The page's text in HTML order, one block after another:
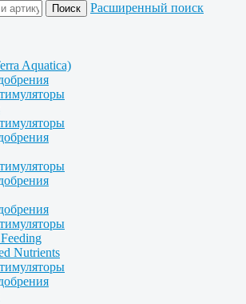
Расширенный поиск
Aquatica)
Nutrients